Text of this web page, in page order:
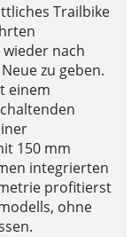
Trailbike
nach
zu geben.
einem
150 mm
integrierten
profitierst
ohne